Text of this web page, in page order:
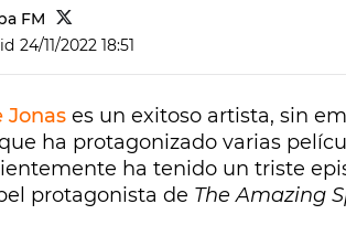
FM
24/11/2022 18:51
Jonas es un exitoso artista, sin
ha protagonizado varias
ha tenido un triste
protagonista de The Amazing